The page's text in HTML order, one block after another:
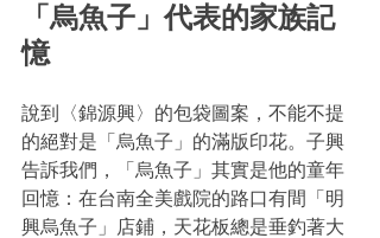
「烏魚子」代表的家族記
憶
說到〈錦源興〉的包袋圖案，不能不提
的絕對是「烏魚子」的滿版印花。子興
告訴我們，「烏魚子」其實是他的童年
回憶：在台南全美戲院的路口有間「明
興烏魚子」店鋪，天花板總是垂釣著大